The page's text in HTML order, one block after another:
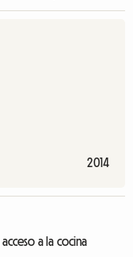
2014
acceso a la cocina